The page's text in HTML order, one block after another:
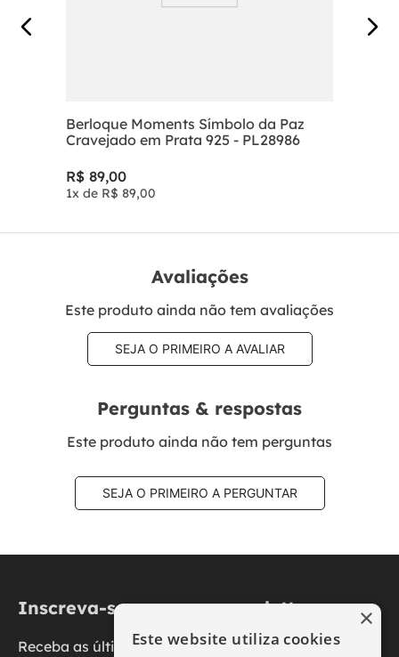
Berloque Moments Símbolo da Paz
Cravejado em Prata 925 - PL28986
R$ 89,00
1x de R$ 89,00
Avaliações
Este produto ainda não tem avaliações
SEJA O PRIMEIRO A AVALIAR
Perguntas & respostas
Este produto ainda não tem perguntas
SEJA O PRIMEIRO A PERGUNTAR
Inscreva-se na nossa newsletter
Receba as últimas novidades, promoções e
Este website utiliza cookies
×